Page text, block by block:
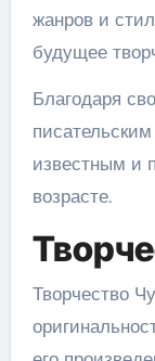
жанров и
будущее
Благодаря
известным и
возрасте.
Творчество